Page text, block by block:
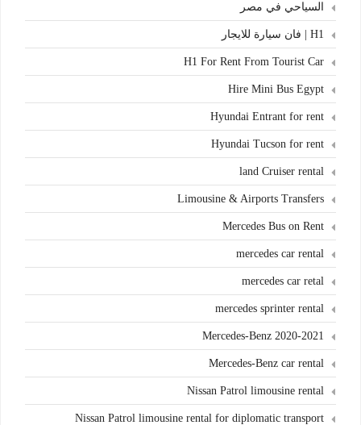
السياحي في مصر
H1 | فان سيارة للايجار
H1 For Rent From Tourist Car
Hire Mini Bus Egypt
Hyundai Entrant for rent
Hyundai Tucson for rent
land Cruiser rental
Limousine & Airports Transfers
Mercedes Bus on Rent
mercedes car rental
mercedes car retal
mercedes sprinter rental
Mercedes-Benz 2020-2021
Mercedes-Benz car rental
Nissan Patrol limousine rental
Nissan Patrol limousine rental for diplomatic transport